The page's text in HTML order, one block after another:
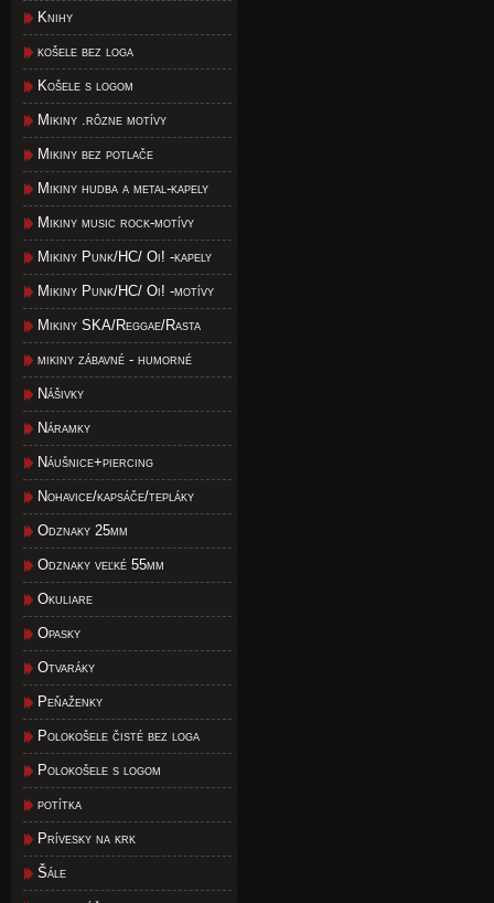
Knihy
košele bez loga
Košele s logom
Mikiny .rôzne motívy
Mikiny bez potlače
Mikiny hudba a metal-kapely
Mikiny music rock-motívy
Mikiny Punk/HC/ Oi! -kapely
Mikiny Punk/HC/ Oi! -motívy
Mikiny SKA/Reggae/Rasta
mikiny zábavné - humorné
Nášivky
Náramky
Náušnice+piercing
Nohavice/kapsáče/tepláky
Odznaky 25mm
Odznaky veľké 55mm
Okuliare
Opasky
Otvaráky
Peňaženky
Polokošele čisté bez loga
Polokošele s logom
potítka
Prívesky na krk
Šále